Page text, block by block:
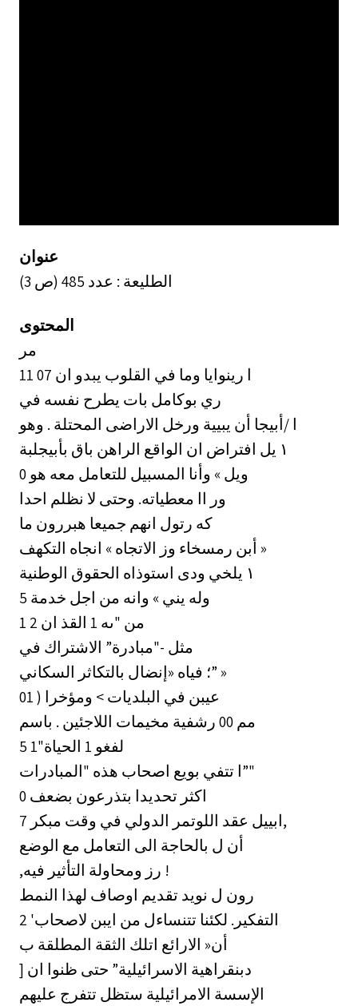
عنوان
الطليعة : عدد 485 (ص 3)
المحتوى
مر
11 07 ا رينوايا وما في القلوب يبدو ان
ري بوكامل بات يطرح نفسه في
ا /أبيجا أن يبيية ورخل الاراضى المحتلة . وهو
بأبيجلبة ‎١‏ يل افتراض ان الواقع الراهن باق
0 ويل » وأنا المسبيل للتعامل معه هو
ور اا معطياته. وحتى لا نظلم احدا
كه رتول انهم جميعا هبررون ما
أبن رمسخاء وز الاتجاه » انجاه التكهف »
‎١‏ يلخي ودى استوذاه الحقوق الوطنية
5 وله يني » وانه من اجل خدمة
1 2 من "ىه 1 القذ ان
مثل -"مبادرة” الاشتراك في
؛ فياه «إنضال بالتكاثر السكاني” »
01 ) عيبن في البلديات > ومؤخرا
مم 00 رشفية مخيمات اللاجئين . باسم
لفغو 1 الحياة"1 5
ا تتفي بويع اصحاب هذه "المبادرات”"
0 اكثر تحديدا بتذرعون بضعف
7 ابييل عقد اللوتمر الدولي في وقت مبكر,
أن ل بالحاجة الى التعامل مع الوضع
,رز ومحاولة التأثير فيه !
رون ل نويد تقديم اوصاف لهذا النمط
2 'التفكير. لكئنا تتنساءل من ايبن لاصحاب
أن« الارائع اتلك الثقة المطلقة ب
] دبنقراهية الاسرائيلية” حتى ظنوا ان
الإسسة الامرائيلية ستظل تتفرج عليهم